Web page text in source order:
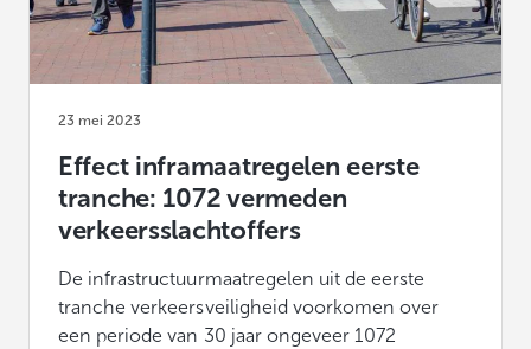
23 mei 2023
Effect inframaatregelen eerste
tranche: 1072 vermeden
verkeersslachtoffers
De infrastructuurmaatregelen uit de eerste
tranche verkeersveiligheid voorkomen over
een periode van 30 jaar ongeveer 1072